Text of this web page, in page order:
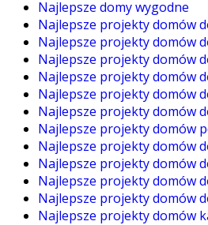
Najlepsze domy wygodne
Najlepsze projekty domów
Najlepsze projekty domów
Najlepsze projekty domów
Najlepsze projekty domów
Najlepsze projekty domów
Najlepsze projekty domów
Najlepsze projekty domów
Najlepsze projekty domów
Najlepsze projekty domów
Najlepsze projekty domów
Najlepsze projekty domów
Najlepsze projekty domów